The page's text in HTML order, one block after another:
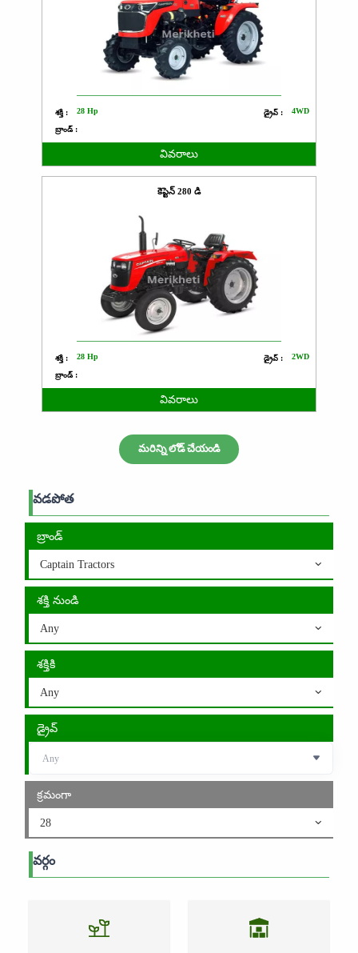
శక్తి : 28 Hp డ్రైవ్ : 4WD
బ్రాండ్ :
వివరాలు
కెప్టెన్ 280 డి
శక్తి : 28 Hp డ్రైవ్ : 2WD
బ్రాండ్ :
వివరాలు
మరిన్ని లోడ్ చేయండి
వడపోత
బ్రాండ్
Captain Tractors
శక్తి నుండి
Any
శక్తికి
Any
డ్రైవ్
క్రమంగా
28
వర్గం